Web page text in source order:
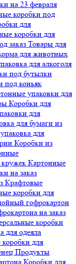
на 23 февраля
коробки под
для
коробки для
заказ Товары для
для животных
для алкоголя
под бутылки
под коньяк
упаковки для
Коробки для
для
для бумаги из
для
Коробки из
Картонные
на заказ
Крафтовые
коробки для
гофрокартон
на заказ
коробки
для одеяла
для
Продукты
Коробки для